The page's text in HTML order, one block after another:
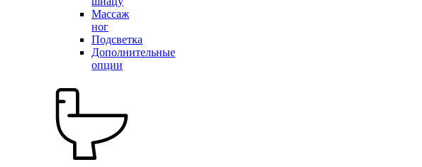
Массаж
ног
Подсветка
Дополнительные
опции